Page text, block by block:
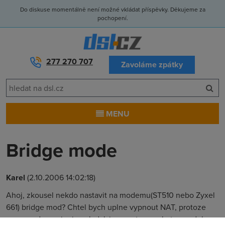
Do diskuse momentálně není možné vkládat příspěvky. Děkujeme za
pochopení.
277 270 707 Zavoláme zpátky
MENU
Bridge mode
Karel (2.10.2006 14:02:18)
Ahoj, zkousel nekdo nastavit na modemu(ST510 nebo Zyxel
661) bridge mod? Chtel bych uplne vypnout NAT, protoze
mam modem pripojeny k dalsimu routeru a zbytecne delam